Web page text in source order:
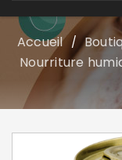
Accueil /
Nourriture